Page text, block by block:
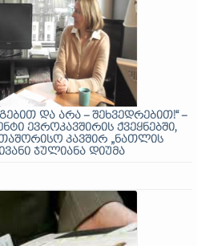
და არა – შეხვედრებით!“ –
ევროკავშირის ქვეყნებში,
კავშირ „ნათლის
ჯულიანა დიუმა